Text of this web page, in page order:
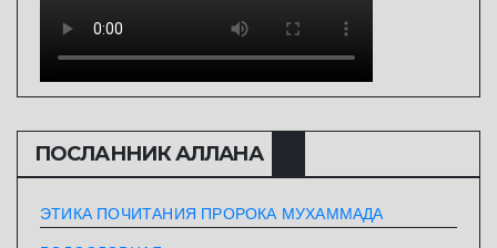
ПОСЛАННИК АЛЛАHА
ЭТИКА ПОЧИТАНИЯ ПРОРОКА МУХАММАДА